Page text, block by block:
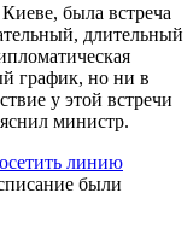
была встреча
длительный
график, но ни в
у этой встречи
министр.
линию
были